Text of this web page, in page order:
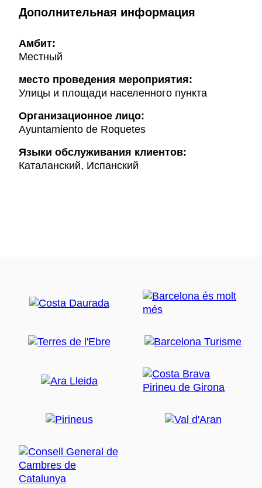
Дополнительная информация
Амбит:
Местный
место проведения мероприятия:
Улицы и площади населенного пункта
Организационное лицо:
Ayuntamiento de Roquetes
Языки обслуживания клиентов:
Каталанский, Испанский